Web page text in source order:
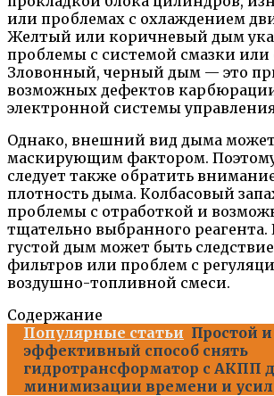
или проблемах с охлаждением
Желтый или коричневый дым
проблемы с системой смазки или
Зловонный, черный дым — это
возможных дефектов
электронной системы
Однако, внешний вид дыма
маскирующим фактором.
следует также обратить
плотность дыма. Колбасовый
проблемы с отработкой и
тщательно выбранного
густой дым может быть
фильтров или проблем с
воздушно-топливной смеси.
Содержание
Популярные статьи Простой и
эффективный способ снять
гидротрансформатор с АКПП
минимизации времени и